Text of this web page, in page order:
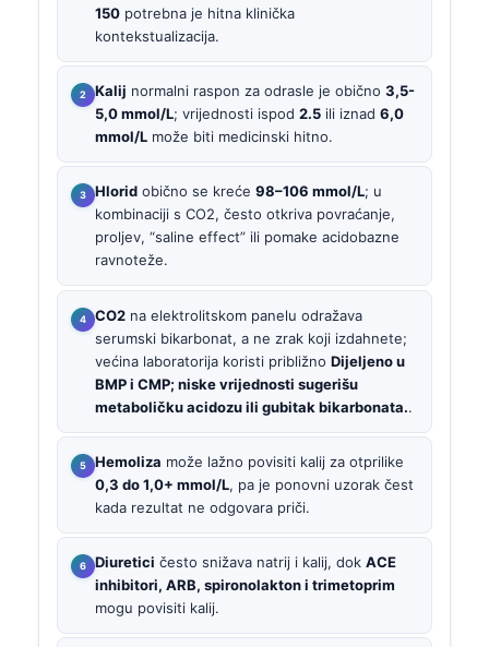
150 potrebna je hitna klinička
kontekstualizacija.
Kalij normalni raspon za odrasle je obično 3,5-
5,0 mmol/L; vrijednosti ispod 2.5 ili iznad 6,0
mmol/L može biti medicinski hitno.
Hlorid obično se kreće 98–106 mmol/L; u
kombinaciji s CO2, često otkriva povraćanje,
proljev, “saline effect” ili pomake acidobazne
ravnoteže.
CO2 na elektrolitskom panelu odražava
serumski bikarbonat, a ne zrak koji izdahnete;
većina laboratorija koristi približno Dijeljeno u
BMP i CMP; niske vrijednosti sugerišu
metaboličku acidozu ili gubitak bikarbonata..
Hemoliza može lažno povisiti kalij za otprilike
0,3 do 1,0+ mmol/L, pa je ponovni uzorak čest
kada rezultat ne odgovara priči.
Diuretici često snižava natrij i kalij, dok ACE
inhibitori, ARB, spironolakton i trimetoprim
mogu povisiti kalij.